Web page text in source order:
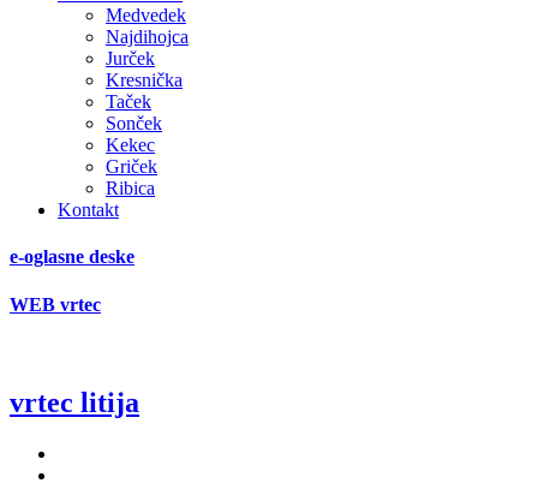
Medvedek
Najdihojca
Jurček
Kresnička
Taček
Sonček
Kekec
Griček
Ribica
Kontakt
e-oglasne deske
WEB vrtec
vrtec litija